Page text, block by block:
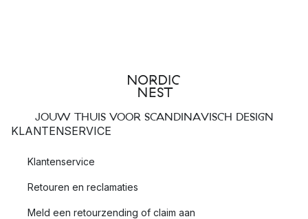
JOUW THUIS VOOR SCANDINAVISCH DESIGN
KLANTENSERVICE
Klantenservice
Retouren en reclamaties
Meld een retourzending of claim aan